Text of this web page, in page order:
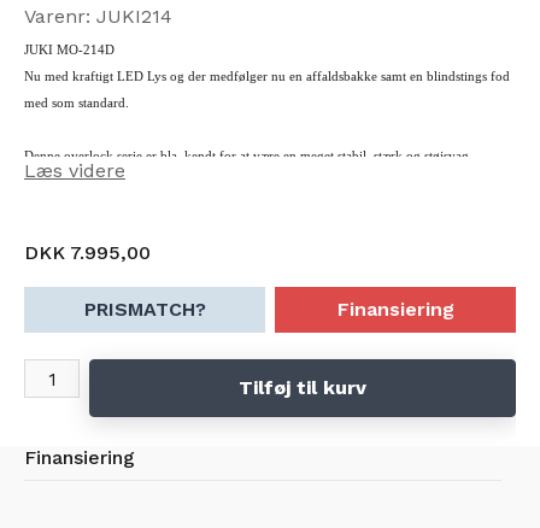
Varenr: JUKI214
JUKI MO-214D
Nu med kraftigt LED Lys og der medfølger nu en affaldsbakke samt en blindstings fod
med som standard.
Denne overlock serie er bla. kendt for at være en meget stabil, stærk og støjsvag
overlocker, som er velegnet til både hobby men også til den lille systue.
Læs videre
DKK 7.995,00
PRISMATCH? Finansiering
Tilføj til kurv
Finansiering